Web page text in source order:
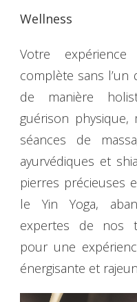
Wellness
Votre
complète sans l’un
de manière
guérison
séances de
ayurvédiques et
pierres précieuses
le Yin Yoga,
expertes de nos
pour une
énergisante et